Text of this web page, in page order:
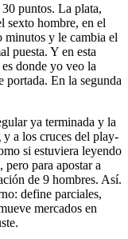
puntos. La plata,
sexto hombre, en el
minutos y le cambia el
puesta. Y en esta
donde yo veo la
portada. En la segunda
ya terminada y la
a los cruces del play-
si estuviera leyendo
para apostar a
de 9 hombres. Así.
define parciales,
mercados en